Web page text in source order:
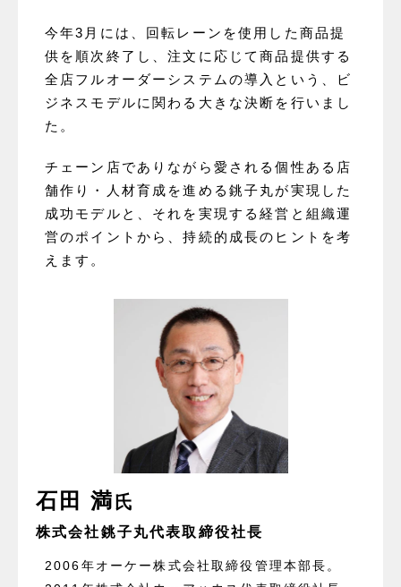
今年3月には、回転レーンを使用した商品提
供を順次終了し、注文に応じて商品提供する
全店フルオーダーシステムの導入という、ビ
ジネスモデルに関わる大きな決断を行いまし
た。
チェーン店でありながら愛される個性ある店
舗作り・人材育成を進める銚子丸が実現した
成功モデルと、それを実現する経営と組織運
営のポイントから、持続的成長のヒントを考
えます。
石田 満 氏
株式会社銚子丸代表取締役社長
2006年オーケー株式会社取締役管理本部長。